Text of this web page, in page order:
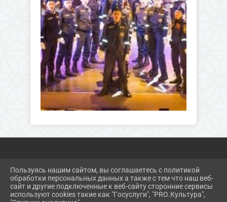
2026 Г. DKMNAKHODKA.RU
ВХОД
КАРТА САЙТА
ПОЛИТИКА ОБРАБОТКИ ПЕРСОНАЛЬНЫХ ДАННЫХ
Пользуясь нашим сайтом, вы соглашаетесь с политикой
обработки персональных данных а также с тем что наш веб-
сайт и другие подключенные к веб-сайту сторонние сервисы
используют cookies такие как "Госуслуги", "PRO.Культура",